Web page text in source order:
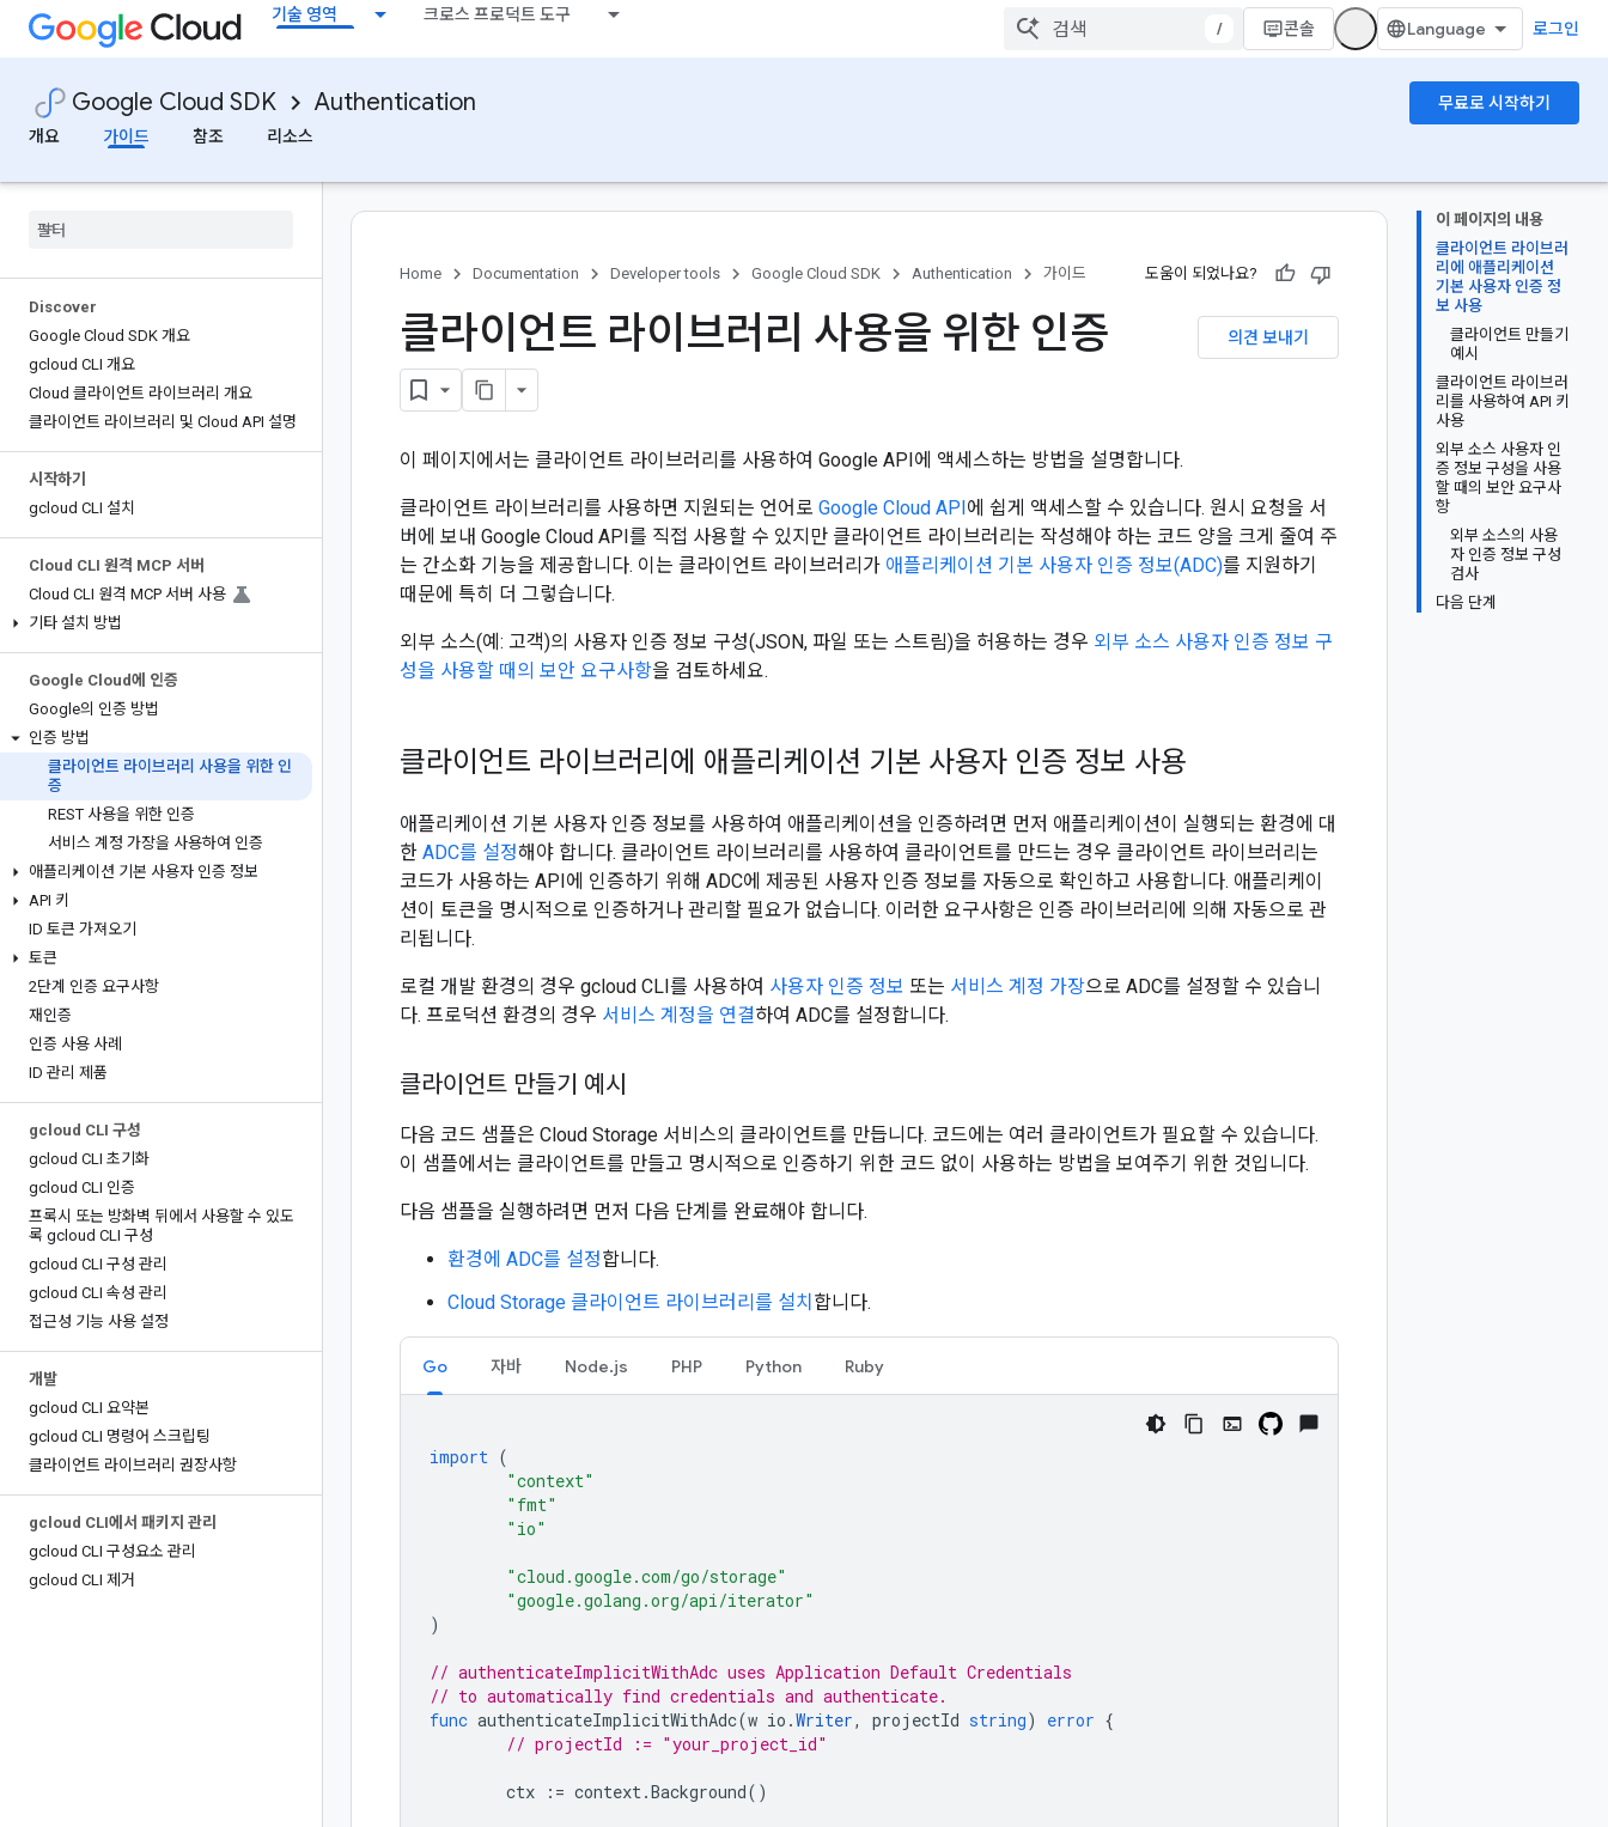
기술 영역 크로스 프로덕트 도구
/ 콘솔 로그인
Google Cloud SDK Authentication
무료로 시작하기
개요
가이드 참조 리소스
Discover
Google Cloud SDK 개요
gcloud CLI 개요
Cloud 클라이언트 라이브러리 개요
클라이언트 라이브러리 및 Cloud API 설명
시작하기
gcloud CLI 설치
Cloud CLI 원격 MCP 서버
Cloud CLI 원격 MCP 서버 사용
기타 설치 방법
Google Cloud에 인증
Google의 인증 방법
인증 방법
클라이언트 라이브러리 사용을 위한 인
증
REST 사용을 위한 인증
서비스 계정 가장을 사용하여 인증
애플리케이션 기본 사용자 인증 정보
API 키
ID 토큰 가져오기
토큰
2단계 인증 요구사항
재인증
인증 사용 사례
ID 관리 제품
gcloud CLI 구성
gcloud CLI 초기화
gcloud CLI 인증
프록시 또는 방화벽 뒤에서 사용할 수 있도
록 gcloud CLI 구성
gcloud CLI 구성 관리
gcloud CLI 속성 관리
접근성 기능 사용 설정
개발
gcloud CLI 요약본
gcloud CLI 명령어 스크립팅
클라이언트 라이브러리 권장사항
gcloud CLI에서 패키지 관리
gcloud CLI 구성요소 관리
gcloud CLI 제거
이 페이지의 내용
클라이언트 라이브러
리에 애플리케이션
기본 사용자 인증 정
보 사용
클라이언트 만들기
예시
클라이언트 라이브러
리를 사용하여 API 키
사용
외부 소스 사용자 인
증 정보 구성을 사용
할 때의 보안 요구사
항
외부 소스의 사용
자 인증 정보 구성
검사
다음 단계
Home Documentation Developer tools Google Cloud SDK Authentication 가이드 도움이 되었나요?
의견 보내기
클라이언트 라이브러리 사용을 위한 인증
이 페이지에서는 클라이언트 라이브러리를 사용하여 Google API에 액세스하는 방법을 설명합니다.
클라이언트 라이브러리를 사용하면 지원되는 언어로 Google Cloud API에 쉽게 액세스할 수 있습니다. 원시 요청을 서
버에 보내 Google Cloud API를 직접 사용할 수 있지만 클라이언트 라이브러리는 작성해야 하는 코드 양을 크게 줄여 주
는 간소화 기능을 제공합니다. 이는 클라이언트 라이브러리가 애플리케이션 기본 사용자 인증 정보(ADC)를 지원하기
때문에 특히 더 그렇습니다.
외부 소스(예: 고객)의 사용자 인증 정보 구성(JSON, 파일 또는 스트림)을 허용하는 경우 외부 소스 사용자 인증 정보 구
성을 사용할 때의 보안 요구사항을 검토하세요.
클라이언트 라이브러리에 애플리케이션 기본 사용자 인증 정보 사용
애플리케이션 기본 사용자 인증 정보를 사용하여 애플리케이션을 인증하려면 먼저 애플리케이션이 실행되는 환경에 대
한 ADC를 설정해야 합니다. 클라이언트 라이브러리를 사용하여 클라이언트를 만드는 경우 클라이언트 라이브러리는
코드가 사용하는 API에 인증하기 위해 ADC에 제공된 사용자 인증 정보를 자동으로 확인하고 사용합니다. 애플리케이
션이 토큰을 명시적으로 인증하거나 관리할 필요가 없습니다. 이러한 요구사항은 인증 라이브러리에 의해 자동으로 관
리됩니다.
로컬 개발 환경의 경우 gcloud CLI를 사용하여 사용자 인증 정보 또는 서비스 계정 가장으로 ADC를 설정할 수 있습니
다. 프로덕션 환경의 경우 서비스 계정을 연결하여 ADC를 설정합니다.
클라이언트 만들기 예시
다음 코드 샘플은 Cloud Storage 서비스의 클라이언트를 만듭니다. 코드에는 여러 클라이언트가 필요할 수 있습니다.
이 샘플에서는 클라이언트를 만들고 명시적으로 인증하기 위한 코드 없이 사용하는 방법을 보여주기 위한 것입니다.
다음 샘플을 실행하려면 먼저 다음 단계를 완료해야 합니다.
환경에 ADC를 설정합니다.
Cloud Storage 클라이언트 라이브러리를 설치 합니다.
Go 자바 Node.js PHP Python Ruby
import (
"context"
"fmt"
"io"
"cloud.google.com/go/storage"
"google.golang.org/api/iterator"
)
// authenticateImplicitWithAdc uses Application Default Credentials
// to automatically find credentials and authenticate.
func authenticateImplicitWithAdc(w io .Writer, projectId string) error {
// projectId := "your_project_id"
ctx := context.Background()